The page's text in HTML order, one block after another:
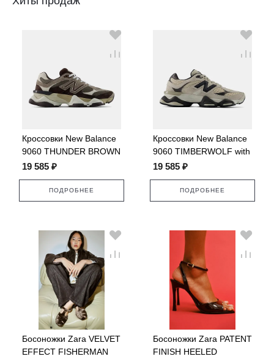
Кроссовки New Balance
9060 THUNDER BROWN
with BLACK COFFEE
19 585 ₽
ПОДРОБНЕЕ
Кроссовки New Balance
9060 TIMBERWOLF with
BLACK CEMENT
19 585 ₽
ПОДРОБНЕЕ
Босоножки Zara VELVET
EFFECT FISHERMAN
Босоножки Zara PATENT
FINISH HEELED